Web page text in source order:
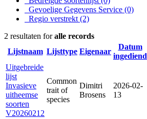
Gevoelige Gegevens Service (0)
Regio verstrekt (2)
2 resultaten foralle records
Lijstnaam Lijsttype Eigenaar
Datum
ingediend
Uitgebreide
lijst
Invasieve
uitheemse
soorten
V20260212
Common
trait of
species
Dimitri
Brosens
2026-02-
13